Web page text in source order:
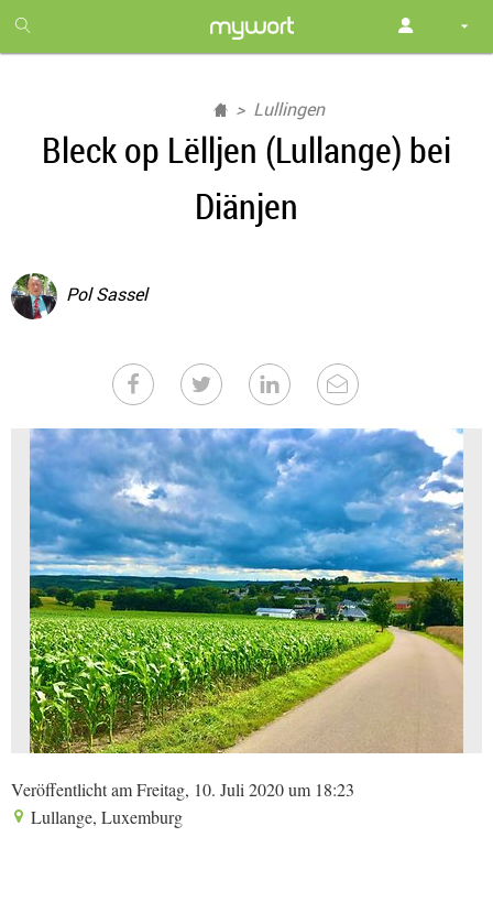
month
free
Lullingen
Bleck op Lëlljen (Lullange) bei
Diänjen
Pol Sassel
Veröffentlicht am Freitag, 10. Juli 2020 um 18:23
Lullange, Luxemburg